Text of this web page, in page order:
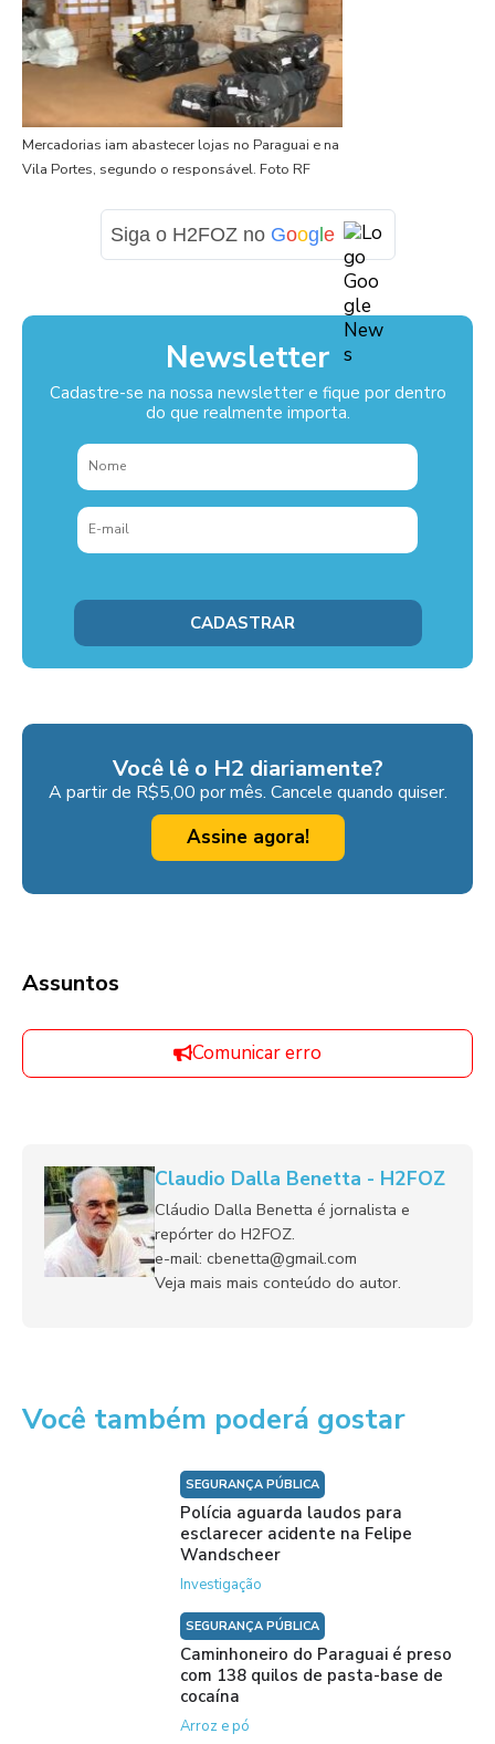
Mercadorias iam abastecer lojas no Paraguai e na
Vila Portes, segundo o responsável. Foto RF
Siga o H2FOZ no Goog e
Newsletter
Cadastre-se na nossa newsletter e fique por dentro
do que realmente importa.
Você lê o H2 diariamente?
A partir de R$5,00 por mês. Cancele quando quiser.
Assine agora!
Assuntos
Comunicar erro
Claudio Dalla Benetta - H2FOZ
Cláudio Dalla Benetta é jornalista e
repórter do H2FOZ.
e-mail: cbenetta@gmail.com
Veja mais mais conteúdo do autor.
Você também poderá gostar
SEGURANÇA PÚBLICA
Polícia aguarda laudos para
esclarecer acidente na Felipe
Wandscheer
Investigação
SEGURANÇA PÚBLICA
Caminhoneiro do Paraguai é preso
com 138 quilos de pasta-base de
cocaína
Arroz e pó